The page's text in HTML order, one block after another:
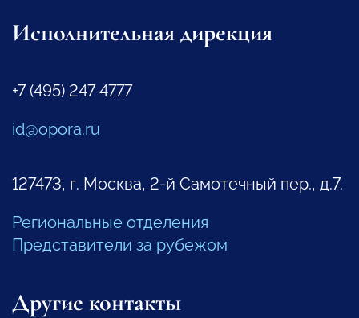
Исполнительная дирекция
+7 (495) 247 4777
id@opora.ru
127473, г. Москва, 2-й Самотечный пер., д.7.
Региональные отделения
Представители за рубежом
Другие контакты